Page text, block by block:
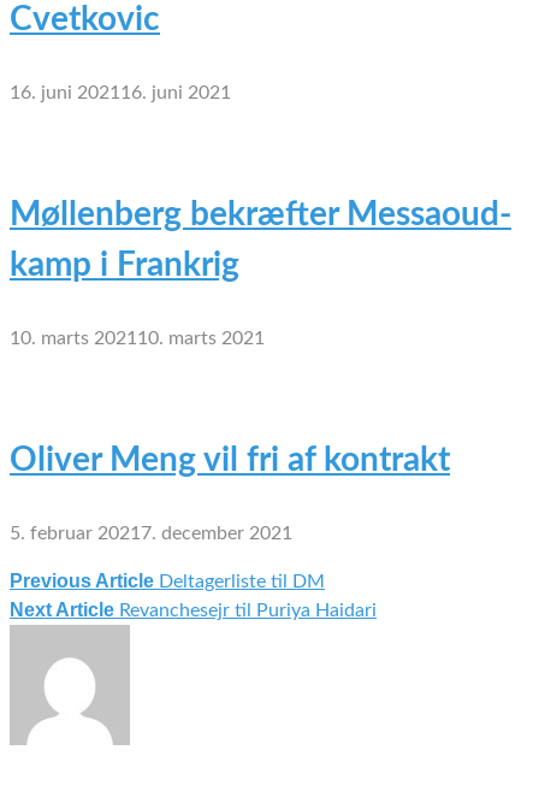
Cvetkovic
16. juni 2021 16. juni 2021
Møllenberg bekræfter Messaoud-
kamp i Frankrig
10. marts 2021 10. marts 2021
Oliver Meng vil fri af kontrakt
5. februar 2021 7. december 2021
Indlægsnavigation
Previous Article Deltagerliste til DM
Next Article Revanchesejr til Puriya Haidari